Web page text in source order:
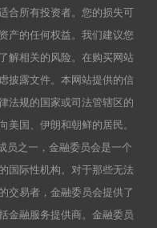
合所有投资者。您的损失可
产的任何权益。我们建议您
解相关的风险。在购买网站
披露文件。本网站提供的信
法规的国家或司法管辖区的
美国、伊朗和朝鲜的居民。
员之一，金融委员会是一个
国际性机构。对于那些无法
交易者，金融委员会提供了
金融服务提供商。金融委员